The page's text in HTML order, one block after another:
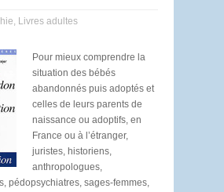
, Livres adultes
Pour mieux comprendre la
situation des bébés
abandonnés puis adoptés et
celles de leurs parents de
naissance ou adoptifs, en
France ou à l’étranger,
juristes, historiens,
anthropologues,
pédopsychiatres, sages-femmes,